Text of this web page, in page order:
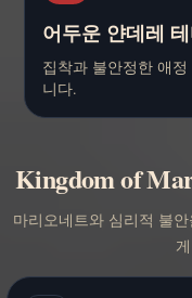
어두운 얀데레
집착과 불안정한 애
니다.
Kingdom of
마리오네트와 심리적 불